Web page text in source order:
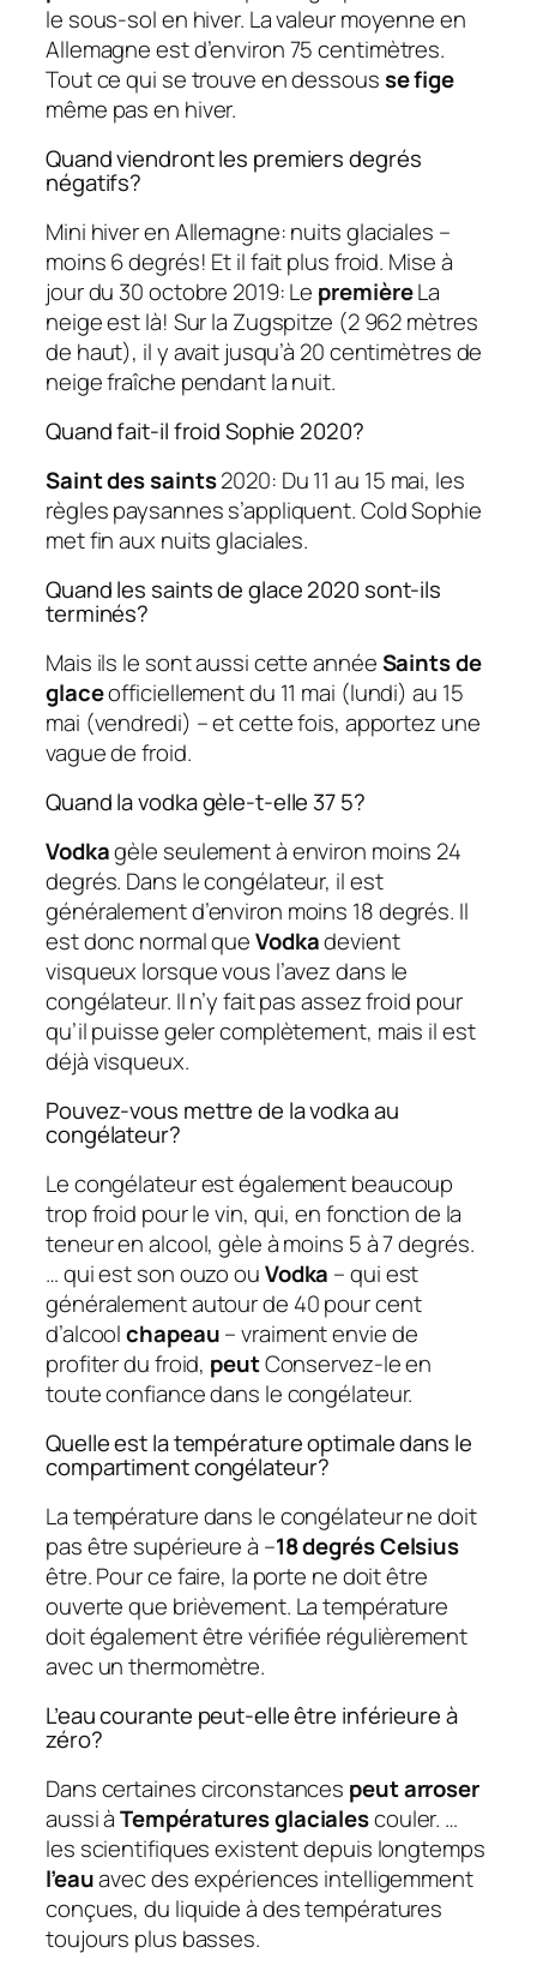
le sous-sol en hiver. La valeur moyenne en
Allemagne est d’environ 75 centimètres.
Tout ce qui se trouve en dessousse fige
même pas en hiver.
Quand viendront les premiers degrés
négatifs?
Mini hiver en Allemagne: nuits glaciales –
moins 6 degrés! Et il fait plus froid. Mise à
jour du 30 octobre 2019: Le premièreLa
neige est là! Sur la Zugspitze (2 962 mètres
de haut), il y avait jusqu’à 20 centimètres de
neige fraîche pendant la nuit.
Quand fait-il froid Sophie 2020?
Saint des saints2020: Du 11 au 15 mai, les
règles paysannes s’appliquent. Cold Sophie
met fin aux nuits glaciales.
Quand les saints de glace 2020 sont-ils
terminés?
Mais ils le sont aussi cette annéeSaints de
glaceofficiellement du 11 mai (lundi) au 15
mai (vendredi) – et cette fois, apportez une
vague de froid.
Quand la vodka gèle-t-elle 37 5?
Vodkagèle seulement à environ moins 24
degrés. Dans le congélateur, il est
généralement d’environ moins 18 degrés. Il
est donc normal queVodkadevient
visqueux lorsque vous l’avez dans le
congélateur. Il n’y fait pas assez froid pour
qu’il puisse geler complètement, mais il est
déjà visqueux.
Pouvez-vous mettre de la vodka au
congélateur?
Le congélateur est également beaucoup
trop froid pour le vin, qui, en fonction de la
teneur en alcool, gèle à moins 5 à 7 degrés.
… qui est son ouzo ouVodka – qui est
généralement autour de 40 pour cent
d’alcoolchapeau– vraiment envie de
profiter du froid, peutConservez-le en
toute confiance dans le congélateur.
Quelle est la température optimale dans le
compartiment congélateur?
La température dans le congélateur ne doit
pas être supérieure à –18 degrés Celsius
être. Pour ce faire, la porte ne doit être
ouverte que brièvement. La température
doit également être vérifiée régulièrement
avec un thermomètre.
L’eau courante peut-elle être inférieure à
zéro?
Dans certaines circonstances peut arroser
aussi àTempératures glacialescouler. …
les scientifiques existent depuis longtemps
l’eauavec des expériences intelligemment
conçues, du liquide à des températures
toujours plus basses.